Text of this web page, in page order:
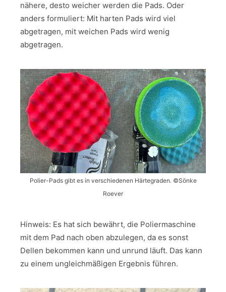
nähere, desto weicher werden die Pads. Oder
anders formuliert: Mit harten Pads wird viel
abgetragen, mit weichen Pads wird wenig
abgetragen.
Polier-Pads gibt es in verschiedenen Härtegraden. ©Sönke
Roever
Hinweis: Es hat sich bewährt, die Poliermaschine
mit dem Pad nach oben abzulegen, da es sonst
Dellen bekommen kann und unrund läuft. Das kann
zu einem ungleichmäßigen Ergebnis führen.